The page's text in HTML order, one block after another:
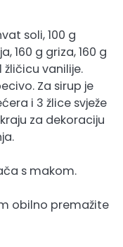
soli, 100 g
160 g griza, 160 g
žličicu vanilije.
Za sirup je
i 3 žlice svježe
za dekoraciju
s makom.
obilno premažite